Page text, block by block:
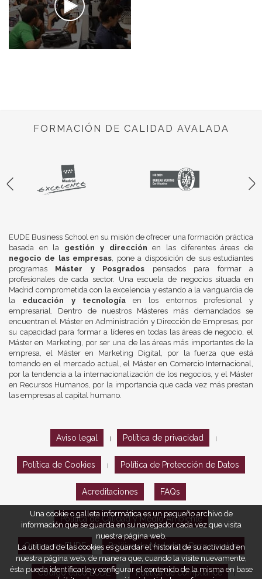
FORMACIÓN DE CALIDAD AVALADA
EUDE Business School en su misión de ofrecer una formación práctica
basada en la gestión y dirección en las diferentes áreas de
negocio de las empresas, pone a disposición de sus estudiantes
programas Máster y Posgrados pensados para formar a
profesionales de cada sector. Una escuela de negocios situada en
Madrid comprometida con la excelencia y estando a la vanguardia de
la educación y tecnologíaen los entornos profesional y
empresarial. Dentro de nuestros Másteres más demandados se
encuentran el Máster en Administración y Dirección de Empresas, por
su capacidad para formar a líderes en todas las áreas de negocio, el
Máster en Marketing, por ser una de las áreas más importantes de la
empresa, el Máster en Marketing Digital, por la fuerza que está
tomando en el mercado actual, el Máster en Comercio Internacional,
por la tendencia a la internacionalización de los negocios, y el Máster
en Recursos Humanos, por la importancia que cada vez más prestan
las empresas al capital humano.
Aviso legal Política de privacidad
Política de Cookies Política de Protección de Datos
Acreditaciones FAQs
Política de Calidad y Medio Ambiente
Opiniones EUDE Política de Marketing Responsable
Código ético EUDE | Política de compliance |
Una cookie o galleta informática es un pequeño archivo de
información que se guarda en su navegador cada vez que visita
nuestra página web.
La utilidad de las cookies es guardar el historial de su actividad en
nuestra página web, de manera que, cuando la visite nuevamente,
ésta pueda identificarle y configurar el contenido de la misma en base